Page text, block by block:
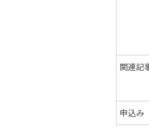
関連記
申込み